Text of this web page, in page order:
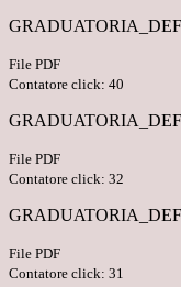
File PDF
Contatore click: 40
File PDF
Contatore click: 32
File PDF
Contatore click: 31